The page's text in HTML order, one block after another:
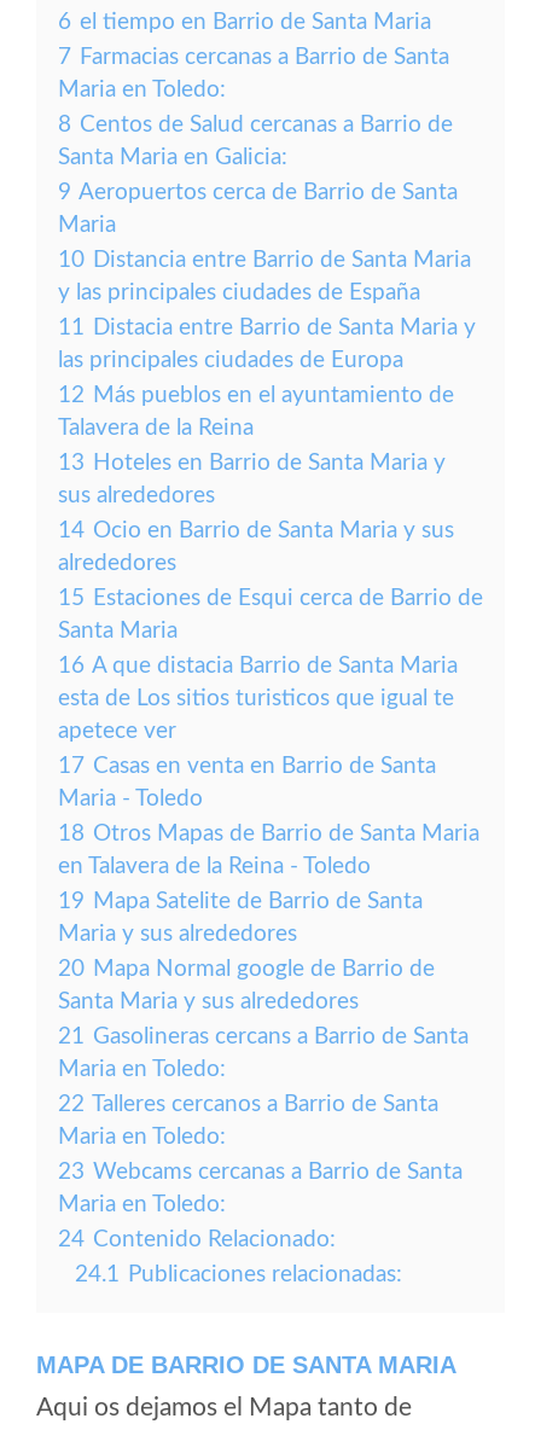
6 el tiempo en Barrio de Santa Maria
7 Farmacias cercanas a Barrio de Santa
Maria en Toledo:
8 Centos de Salud cercanas a Barrio de
Santa Maria en Galicia:
9 Aeropuertos cerca de Barrio de Santa
Maria
10 Distancia entre Barrio de Santa Maria
y las principales ciudades de España
11 Distacia entre Barrio de Santa Maria y
las principales ciudades de Europa
12 Más pueblos en el ayuntamiento de
Talavera de la Reina
13 Hoteles en Barrio de Santa Maria y
sus alrededores
14 Ocio en Barrio de Santa Maria y sus
alrededores
15 Estaciones de Esqui cerca de Barrio de
Santa Maria
16 A que distacia Barrio de Santa Maria
esta de Los sitios turisticos que igual te
apetece ver
17 Casas en venta en Barrio de Santa
Maria - Toledo
18 Otros Mapas de Barrio de Santa Maria
en Talavera de la Reina - Toledo
19 Mapa Satelite de Barrio de Santa
Maria y sus alrededores
20 Mapa Normal google de Barrio de
Santa Maria y sus alrededores
21 Gasolineras cercans a Barrio de Santa
Maria en Toledo:
22 Talleres cercanos a Barrio de Santa
Maria en Toledo:
23 Webcams cercanas a Barrio de Santa
Maria en Toledo:
24 Contenido Relacionado:
24.1 Publicaciones relacionadas:
MAPA DE BARRIO DE SANTA MARIA
Aqui os dejamos el Mapa tanto de